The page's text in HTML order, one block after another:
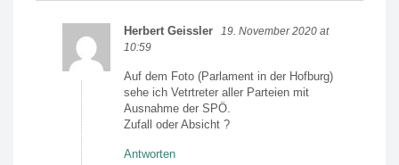
Herbert Geissler
19. November 2020 at
10:59
Auf dem Foto (Parlament in der Hofburg)
sehe ich Vetrtreter aller Parteien mit
Ausnahme der SPÖ.
Zufall oder Absicht ?
Antworten